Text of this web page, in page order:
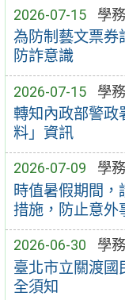
2026-07-15 學
為防制藝文票券
防詐意識
2026-07-15 學
轉知內政部警政
料」資訊
2026-07-09 學
時值暑假期間，
措施，防止意外
2026-06-30 學
臺北市立關渡國
全須知